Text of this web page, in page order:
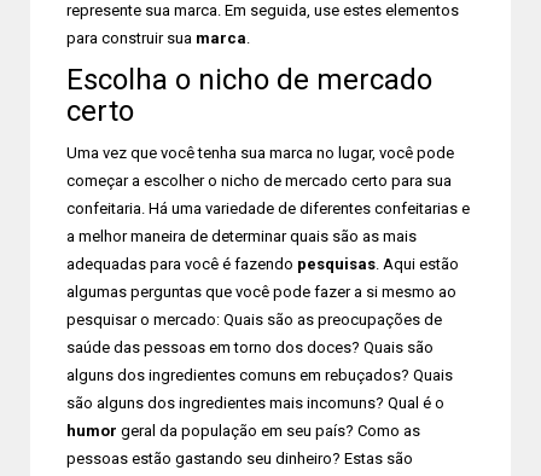
represente sua marca. Em seguida, use estes elementos
para construir sua marca.
Escolha o nicho de mercado
certo
Uma vez que você tenha sua marca no lugar, você pode
começar a escolher o nicho de mercado certo para sua
confeitaria. Há uma variedade de diferentes confeitarias e
a melhor maneira de determinar quais são as mais
adequadas para você é fazendo pesquisas. Aqui estão
algumas perguntas que você pode fazer a si mesmo ao
pesquisar o mercado: Quais são as preocupações de
saúde das pessoas em torno dos doces? Quais são
alguns dos ingredientes comuns em rebuçados? Quais
são alguns dos ingredientes mais incomuns? Qual é o
humor geral da população em seu país? Como as
pessoas estão gastando seu dinheiro? Estas são